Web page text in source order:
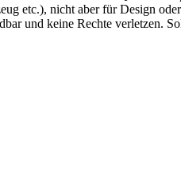
etc.), nicht aber für Design
und keine Rechte verletzen.